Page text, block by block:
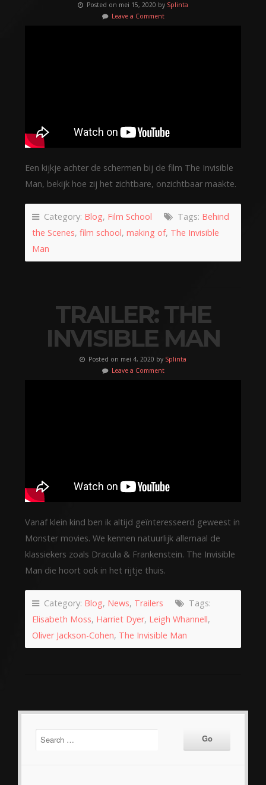
Posted on mei 15, 2020 by Splinta
Leave a Comment
Een kijkje achter de schermen bij de film The Invisible
Man, bekijk hoe zij het zichtbare, onzichtbaar maakte.
Category: Blog, Film School Tags: Behind
the Scenes, film school, making of, The Invisible
Man
TRAILER: THE
INVISIBLE MAN
Posted on mei 4, 2020 by Splinta
Leave a Comment
Vanaf klein kind ben ik altijd geïnteresseerd geweest in
Monster movies. We kennen natuurlijk allemaal de
klassiekers zoals Dracula & Frankenstein. The Invisible
Man die hoort ook in het rijtje thuis.
Category: Blog, News, Trailers
Tags:
Elisabeth Moss, Harriet Dyer, Leigh Whannell,
Oliver Jackson-Cohen, The Invisible Man